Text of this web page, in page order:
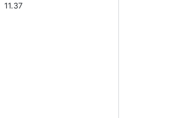
11.37